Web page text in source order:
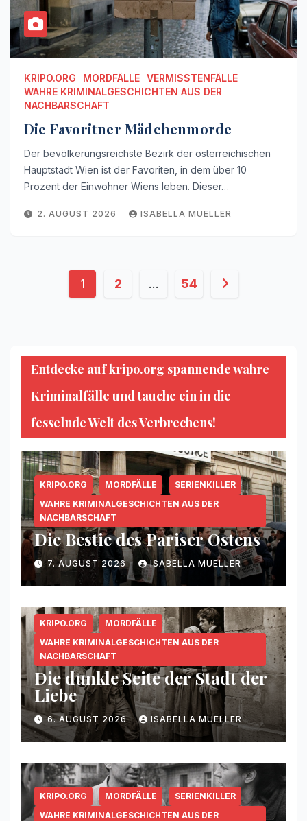
KRIPO.ORG MORDFÄLLE VERMISSTENFÄLLE
WAHRE KRIMINALGESCHICHTEN AUS DER
NACHBARSCHAFT
Die Favoritner Mädchenmorde
Der bevölkerungsreichste Bezirk der österreichischen
Hauptstadt Wien ist der Favoriten, in dem über 10
Prozent der Einwohner Wiens leben. Dieser…
2. AUGUST 2026 ISABELLA MUELLER
Seitennummerierung
1 2 … 54
Entdecke auf kripo.org spannende wahre
Kriminalfälle und tauche ein in die
fesselnde Welt des Verbrechens!
KRIPO.ORG MORDFÄLLE
SERIENKILLER
WAHRE KRIMINALGESCHICHTEN AUS DER
NACHBARSCHAFT
Die Bestie des Pariser Ostens
7. AUGUST 2026 ISABELLA MUELLER
KRIPO.ORG
MORDFÄLLE
WAHRE KRIMINALGESCHICHTEN AUS DER
NACHBARSCHAFT
Die dunkle Seite der Stadt der
Liebe
6. AUGUST 2026 ISABELLA MUELLER
KRIPO.ORG MORDFÄLLE
SERIENKILLER
WAHRE KRIMINALGESCHICHTEN AUS DER